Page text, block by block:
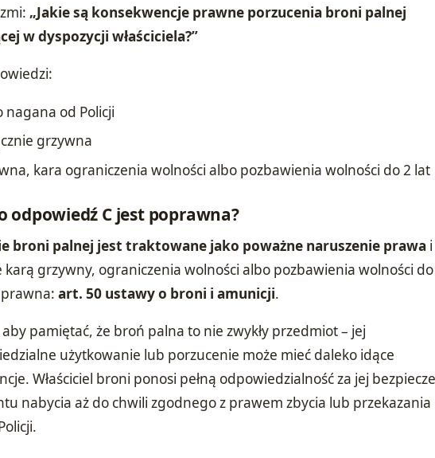
„Jakie są konsekwencje prawne porzucenia broni palnej
w dyspozycji właściciela?”
nagana od Policji
grzywna
kara ograniczenia wolności albo pozbawienia wolności do 2 lat
odpowiedź C jest poprawna?
broni palnej jest traktowane jako poważne naruszenie prawa i
karą grzywny, ograniczenia wolności albo pozbawienia wolności
art. 50 ustawy o broni i amunicji.
pamiętać, że broń palna to nie zwykły przedmiot – jej
użytkowanie lub porzucenie może mieć daleko idące
Właściciel broni ponosi pełną odpowiedzialność za jej
nabycia aż do chwili zgodnego z prawem zbycia lub przekazania